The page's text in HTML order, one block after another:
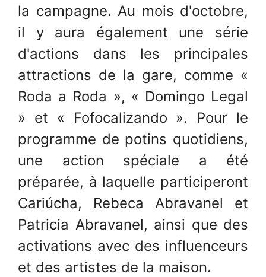
la campagne. Au mois d'octobre,
il y aura également une série
d'actions dans les principales
attractions de la gare, comme «
Roda a Roda », « Domingo Legal
» et « Fofocalizando ». Pour le
programme de potins quotidiens,
une action spéciale a été
préparée, à laquelle participeront
Cariúcha, Rebeca Abravanel et
Patricia Abravanel, ainsi que des
activations avec des influenceurs
et des artistes de la maison.